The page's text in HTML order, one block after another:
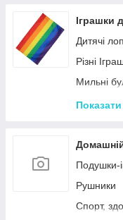
Іграшки
Дитячі
Різні
Мильні
Гойдалки
Гірки для
Зимові
Повітряні
Подушки-
Рушники
Спорт,